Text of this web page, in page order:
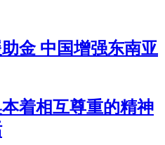
金 中国增强东南亚
着相互尊重的精神